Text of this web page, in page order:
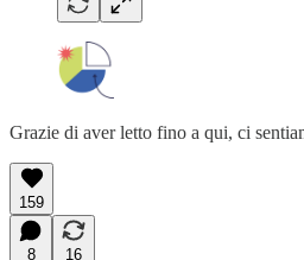
Grazie di aver letto fino a qui, ci
159
8
16